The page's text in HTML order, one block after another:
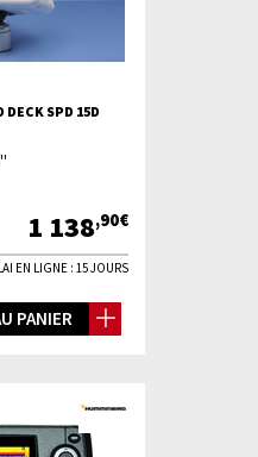
DECK SPD 15D
1 138,90€
EN LIGNE : 15 JOURS
PANIER